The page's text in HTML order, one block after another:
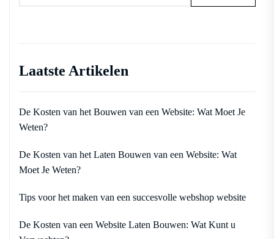
Laatste Artikelen
De Kosten van het Bouwen van een Website: Wat Moet Je
Weten?
De Kosten van het Laten Bouwen van een Website: Wat
Moet Je Weten?
Tips voor het maken van een succesvolle webshop website
De Kosten van een Website Laten Bouwen: Wat Kunt u